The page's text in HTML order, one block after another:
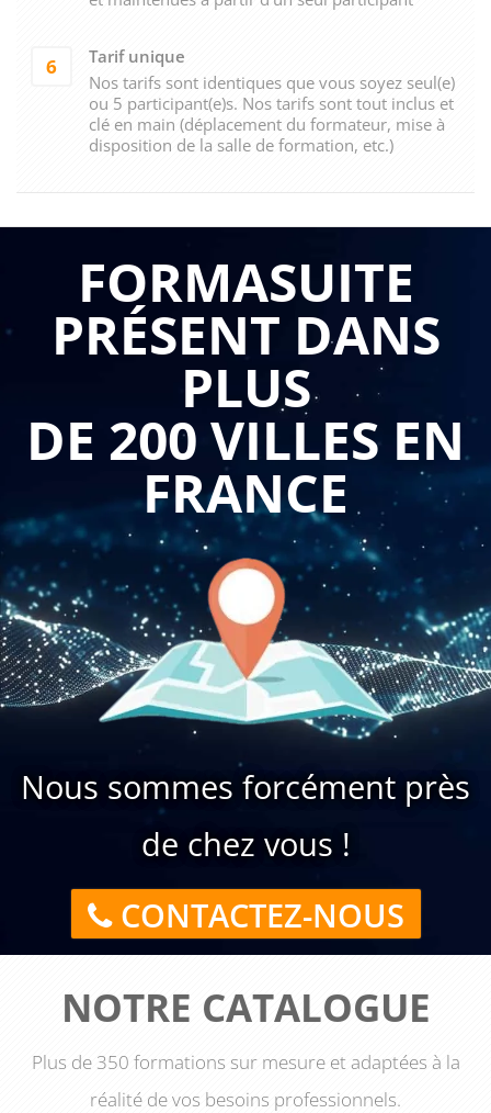
6
Tarif unique
Nos tarifs sont identiques que vous soyez seul(e)
ou 5 participant(e)s. Nos tarifs sont tout inclus et
clé en main (déplacement du formateur, mise à
disposition de la salle de formation, etc.)
FORMASUITE
PRÉSENT DANS
PLUS
DE 200 VILLES EN
FRANCE
Nous sommes forcément près
de chez vous !
CONTACTEZ-NOUS
NOTRE CATALOGUE
Plus de 350 formations sur mesure et adaptées à la
réalité de vos besoins professionnels.